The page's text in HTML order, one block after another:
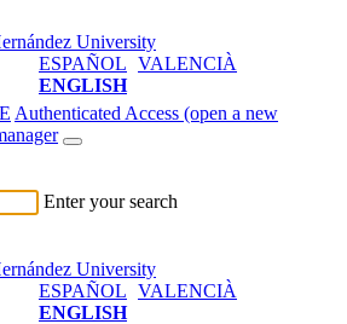
ESPAÑOL VALENCIÀ
ENGLISH
Authenticated Access (open a new
Enter your search
ESPAÑOL VALENCIÀ
ENGLISH